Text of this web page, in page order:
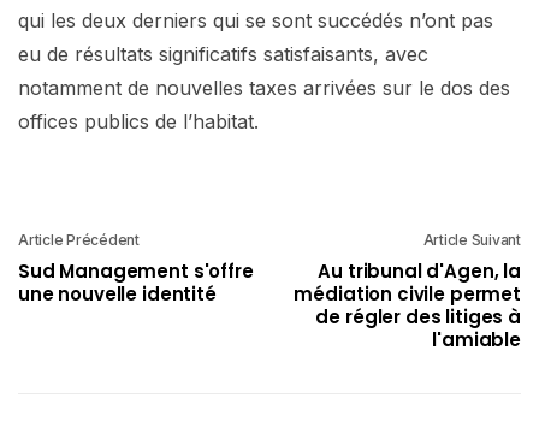
qui les deux derniers qui se sont succédés n’ont pas
eu de résultats significatifs satisfaisants, avec
notamment de nouvelles taxes arrivées sur le dos des
offices publics de l’habitat.
Article Précédent
Sud Management s'offre
une nouvelle identité
Article Suivant
Au tribunal d'Agen, la
médiation civile permet
de régler des litiges à
l'amiable